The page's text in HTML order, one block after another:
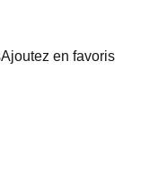
Ajoutez en favoris